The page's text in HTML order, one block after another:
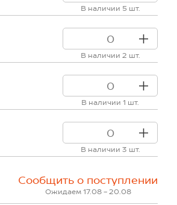
В наличии 5 шт.
В наличии 2 шт.
В наличии 1 шт.
В наличии 3 шт.
Сообщить о поступлении
Ожидаем 17.08 - 20.08